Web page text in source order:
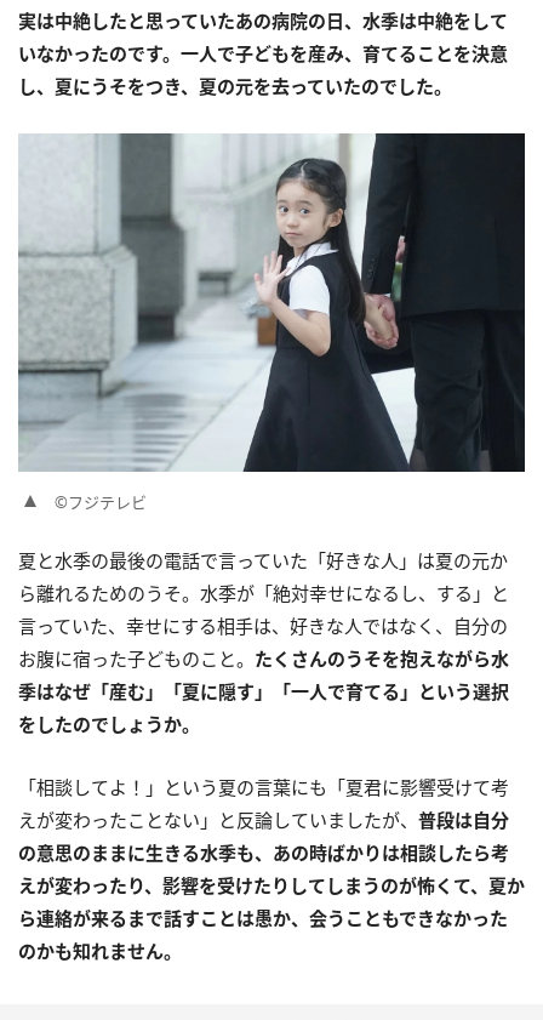
実は中絶したと思っていたあの病院の日、水季は中絶をして
いなかったのです。一人で子どもを産み、育てることを決意
し、夏にうそをつき、夏の元を去っていたのでした。
©フジテレビ
夏と水季の最後の電話で言っていた「好きな人」は夏の元か
ら離れるためのうそ。水季が「絶対幸せになるし、する」と
言っていた、幸せにする相手は、好きな人ではなく、自分の
お腹に宿った子どものこと。 たくさんのうそを抱えながら水
季はなぜ「産む」「夏に隠す」「一人で育てる」という選択
をしたのでしょうか。
「相談してよ！」という夏の言葉にも「夏君に影響受けて考
えが変わったことない」と反論していましたが、 普段は自分
の意思のままに生きる水季も、あの時ばかりは相談したら考
えが変わったり、影響を受けたりしてしまうのが怖くて、夏か
ら連絡が来るまで話すことは愚か、会うこともできなかった
のかも知れません。